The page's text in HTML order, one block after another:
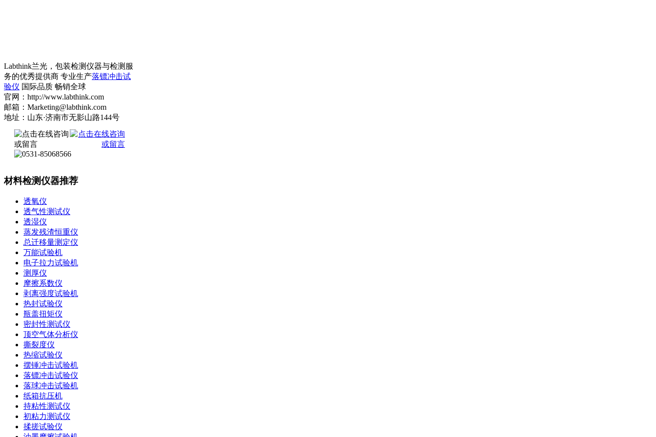
Labthink兰光，包装检测仪器与检测服
务的优秀提供商 专业生产落镖冲击试
验仪 国际品质 畅销全球
官网：http://www.labthink.com
邮箱：Marketing@labthink.com
地址：山东·济南市无影山路144号
材料检测仪器推荐
透氧仪
透气性测试仪
透湿仪
蒸发残渣恒重仪
总迁移量测定仪
万能试验机
电子拉力试验机
测厚仪
摩擦系数仪
剥离强度试验机
热封试验仪
瓶盖扭矩仪
密封性测试仪
顶空气体分析仪
撕裂度仪
热缩试验仪
摆锤冲击试验机
落镖冲击试验仪
落球冲击试验机
纸箱抗压机
持粘性测试仪
初粘力测试仪
揉搓试验仪